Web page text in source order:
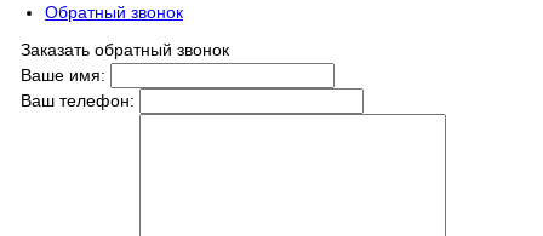
Обратный звонок
Заказать обратный звонок
Ваше имя:
Ваш телефон: